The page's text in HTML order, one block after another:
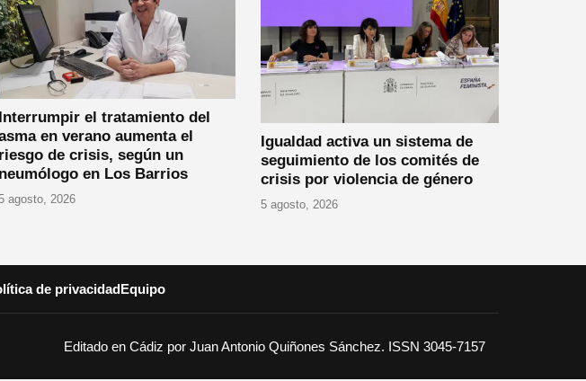
Interrumpir el tratamiento del
en verano aumenta el
riesgo de crisis, según un
neumólogo en Los Barrios
agosto, 2026
Igualdad activa un sistema de
seguimiento de los comités de
crisis por violencia de género
5 agosto, 2026
de privacidad Equipo
Editado en Cádiz por Juan Antonio Quiñones Sánchez. ISSN 3045-7157